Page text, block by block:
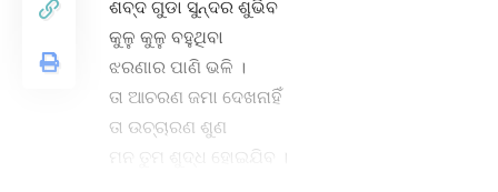
ଶବ୍ଦ ଗୁଡା ସୁନ୍ଦର ଶୁଭିବ
କୁଳୁ କୁଳୁ ବହୁଥିବା
ଝରଣାର ପାଣି ଭଳି ।
ତା ଆଚରଣ ଜମା ଦେଖନାହିଁ
ତା ଉଚ୍ଚାରଣ ଶୁଣ
ମନ ତୁମ ଶୁଦ୍ଧ ହୋଇଯିବ ।